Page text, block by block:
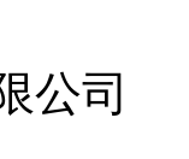
公司